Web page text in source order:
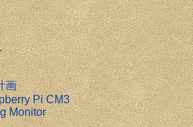
画
Pi CM3
Monitor